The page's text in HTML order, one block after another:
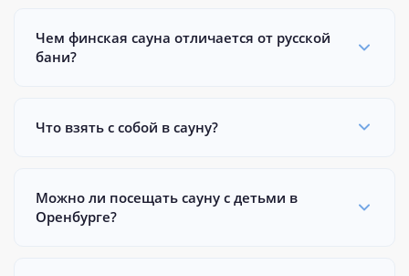
Чем финская сауна отличается от русской
бани?
Что взять с собой в сауну?
Можно ли посещать сауну с детьми в
Оренбурге?